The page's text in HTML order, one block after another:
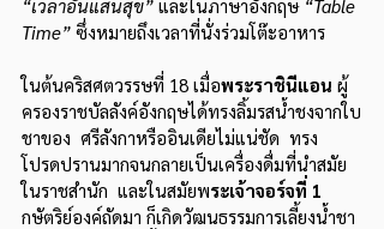
“เวลาอันแสนสุข” และในภาษาอังกฤษ “Table
Time” ซึ่งหมายถึงเวลาที่นั่งร่วมโต๊ะอาหาร
ในต้นคริสศตวรรษที่ 18 เมื่อพระราชินีแอน ผู้
ครองราชบัลลังค์อังกฤษได้ทรงลิ้มรสน้ำชงจากใบ
ชาของ  ศรีลังกาหรืออินเดียไม่แน่ชัด  ทรง
โปรดปรานมากจนกลายเป็นเครื่องดื่มที่นำสมัย
ในราชสำนัก  และในสมัยพระเจ้าจอร์จที่ 1
กษัตริย์องค์ถัดมา ก็เกิดวัฒนธรรมการเลี้ยงน้ำชา